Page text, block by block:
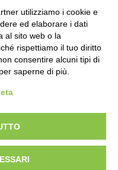
utilizziamo i cookie e
ed elaborare i dati
al sito web o la
rispettiamo il tuo diritto
consentire alcuni tipi di
saperne di più.